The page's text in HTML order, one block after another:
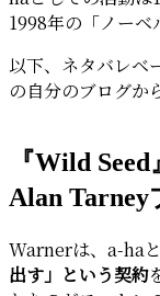
1998年の「ノーベ
以下、ネタバレベ
の自分のブログか
『Wild
Alan
Warnerは、a-ha
出す」という契約